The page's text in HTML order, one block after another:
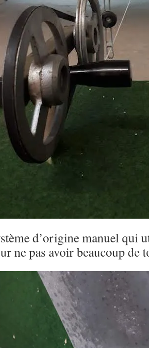
d’origine manuel qui
ne pas avoir beaucoup de